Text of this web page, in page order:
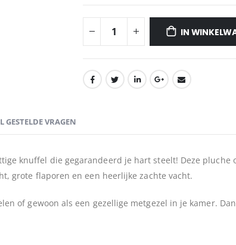
IN
knuffel die gegarandeerd je hart steelt! Deze pluche
grote flaporen en een heerlijke zachte vacht.
of gewoon als een gezellige metgezel in je kamer.
GESTELDE VRAGEN